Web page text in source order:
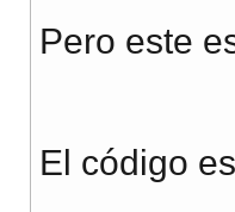
Pero este
El código